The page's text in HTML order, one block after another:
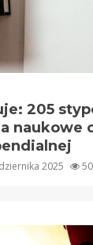
205
naukowe
2025